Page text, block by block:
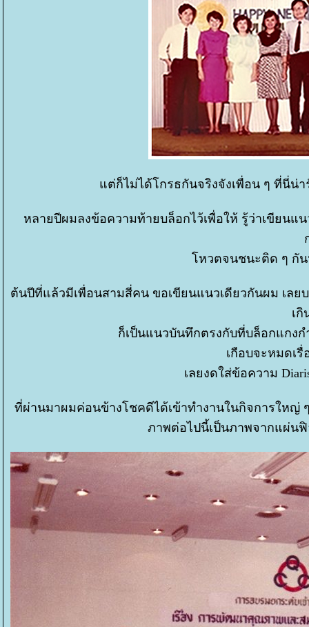
ต่ก็ไม่ได้โกรธกันจริงจังเพื่อน ๆ ที่นี่น่า
หลายปีผมลงข้อความท้ายบล็อกไว้เพื่อให้ รู้ว่าเขียน
หวตจนชนะติด ๆ กัน
ต้นปีที่แล้วมีเพื่อนสามสี่คน ขอเขียนแนวเดียวกันผม เลย
เ
ก็เป็นแนวบันทึกตรงกับที่บล็อกแกง
เกือบจะหมดเ
เลยงดใส่ข้อความ
ที่ผ่านมาผมค่อนข้างโชคดีได้เข้าทำงานในกิจการใหญ่
ภาพต่อไปนี้เป็นภาพจากแผ่นฟิ